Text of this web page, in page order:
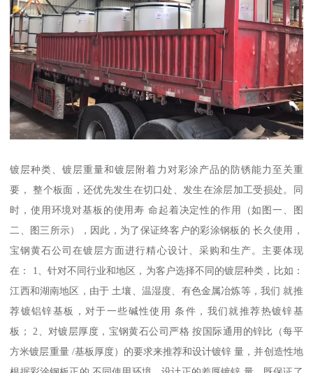
镀层种类、镀层重量和镀层附着力对彩涂产品的防锈能力至关重
要， 整个板面，还优先发生在切口处、发生在涂层加工受损处。同
时，使用环境对基板的使用寿 命起着决定性的作用（如图一、图
二、图三所示），因此，为了保证终客户的彩涂钢板的 长久使用，
宝钢黄石公司在镀层方面进行精心设计、采购和生产。主要体现
在： 1、针对不同行业和地区，为客户选择不同的镀层种类，比如：
江西和湖南地区，由于 土壤、温湿度、有色金属冶炼等，我们 就推
荐镀铝锌基板，对于一些碱性使用 条件，我们就推荐热镀锌基
板； 2、对镀层厚度，宝钢黄石公司严格 按国际通用的锌比（每平
方米镀层重量 /基板厚度）的要求来推荐和设计镀锌 量，并创造性地